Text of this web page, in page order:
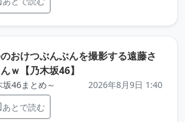
おけつぶんぶんを撮影する遠藤さ
ｗ【乃木坂46】
46まとめ～
2026年8月9日 1:40
あとで読む